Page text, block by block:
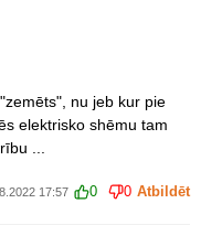
nu jeb kur pie
elektrisko shēmu tam
...
17:57 0 0 Atbildēt